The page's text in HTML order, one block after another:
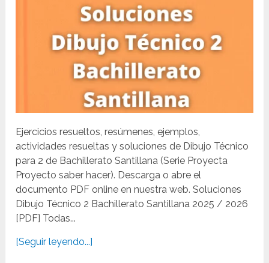
Ejercicios resueltos, resúmenes, ejemplos,
actividades resueltas y soluciones de Dibujo Técnico
para 2 de Bachillerato Santillana (Serie Proyecta
Proyecto saber hacer). Descarga o abre el
documento PDF online en nuestra web. Soluciones
Dibujo Técnico 2 Bachillerato Santillana 2025 / 2026
[PDF] Todas...
[Seguir leyendo...]